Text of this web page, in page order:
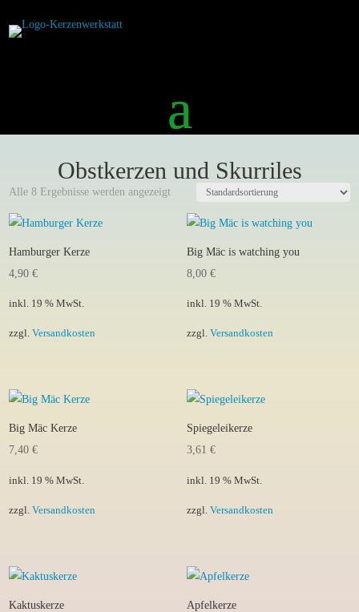
Obstkerzen und Skurriles
Alle 8 Ergebnisse werden angezeigt
Hamburger Kerze
4,90€
inkl. 19 % MwSt.
zzgl.Versandkosten
Big Mäc is watching you
8,00 €
inkl. 19 % MwSt.
zzgl. Versandkosten
Big Mäc Kerze
7,40€
inkl. 19 % MwSt.
zzgl.Versandkosten
Spiegeleikerze
3,61 €
inkl. 19 % MwSt.
zzgl. Versandkosten
Kaktuskerze
Apfelkerze